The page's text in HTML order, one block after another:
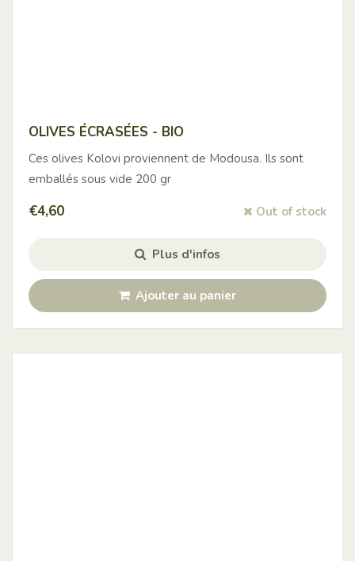
OLIVES ÉCRASÉES - BIO
Ces olives Kolovi proviennent de Modousa. Ils sont
emballés sous vide 200 gr
€4,60 Out of stock
Plus d'infos
Ajouter au panier